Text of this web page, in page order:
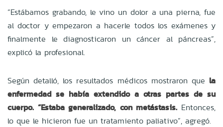
“Estábamos grabando, le vino un dolor a una pierna, fue
al doctor y empezaron a hacerle todos los exámenes y
finalmente le diagnosticaron un cáncer al páncreas”,
explicó la profesional.
Según detalló, los resultados médicos mostraron que la
enfermedad se había extendido a otras partes de su
cuerpo. “Estaba generalizado, con metástasis. Entonces,
lo que le hicieron fue un tratamiento paliativo”, agregó.